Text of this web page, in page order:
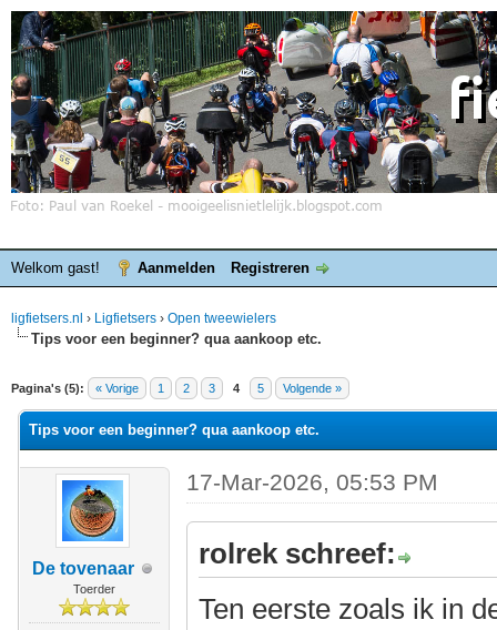
Welkom gast! Aanmelden Registreren
ligfietsers.nl › Ligfietsers › Open tweewielers
Tips voor een beginner? qua aankoop etc.
Pagina's (5): « Vorige 1 2 3 4 5 Volgende »
waardering is 0
Tips voor een beginner? qua aankoop etc.
De tovenaar
Toerder
17-Mar-2026, 05:53 PM
rolrek schreef:
Ten eerste zoals ik in